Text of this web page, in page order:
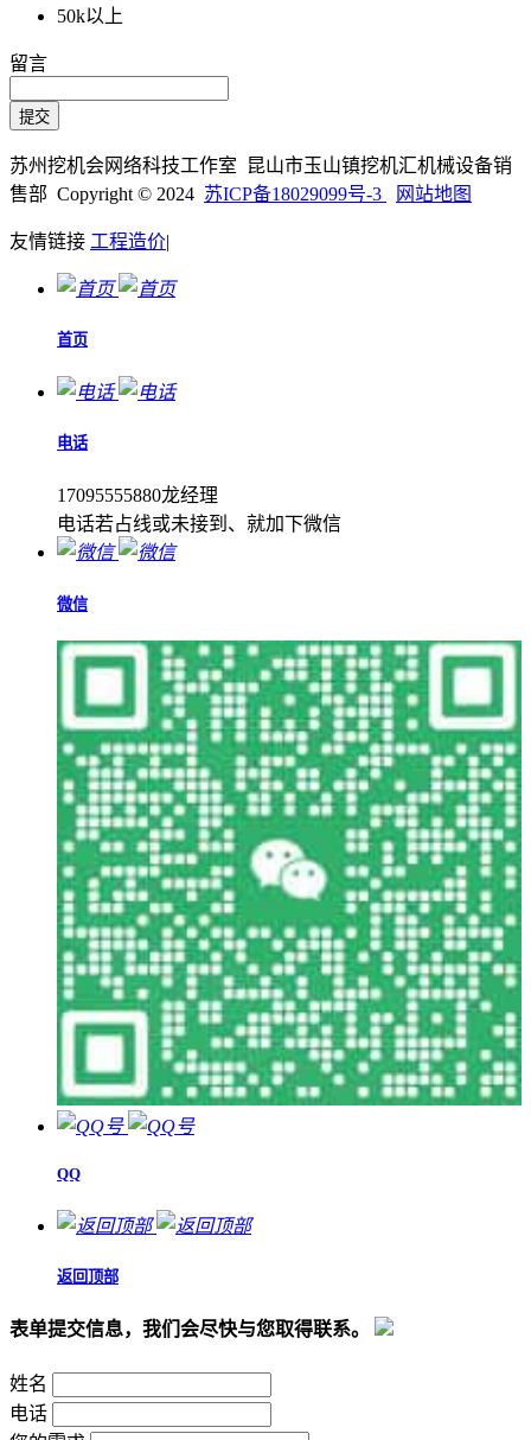
50k以上
留言
苏州挖机会网络科技工作室 昆山市玉山镇挖机汇机械设备销
售部 Copyright © 2024 苏ICP备18029099号-3 网站地图
友情链接 工程造价|
首页
电话
17095555880龙经理
电话若占线或未接到、就加下微信
微信
QQ
返回顶部
表单提交信息，我们会尽快与您取得联系。
姓名
电话